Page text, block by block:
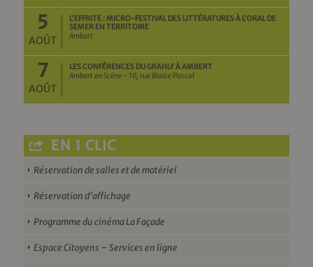
5
AOÛT
L’EFFRITE : MICRO-FESTIVAL DES LITTÉRATURES À L’ORAL DE
SEMER EN TERRITOIRE
Ambert
7
AOÛT
LES CONFÉRENCES DU GRAHLF À AMBERT
Ambert en Scène - 10, rue Blaise Pascal
EN 1 CLIC
Réservation de salles et de matériel
Réservation d’affichage
Programme du cinéma La Façade
Espace Citoyens – Services en ligne